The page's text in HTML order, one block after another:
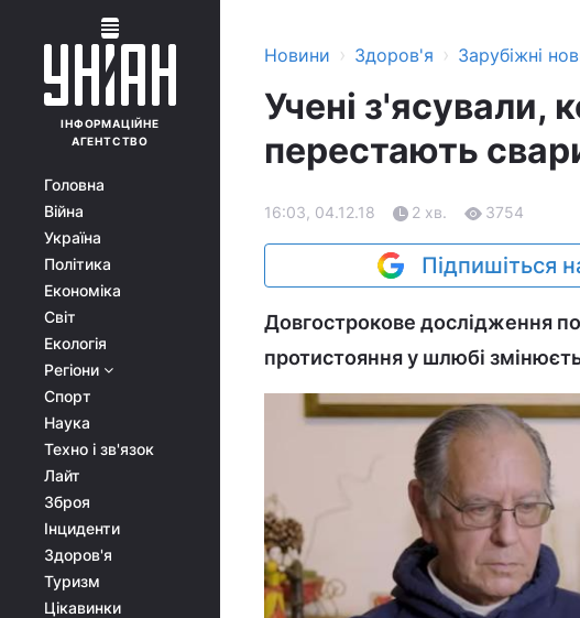
ІНФОРМАЦІЙНЕ
АГЕНТСТВО
Головна
Війна
Україна
Політика
Економіка
Світ
Екологія
Регіони
Спорт
Наука
Техно і зв'язок
Лайт
Зброя
Інциденти
Здоров'я
Туризм
Цікавинки
Новини › Здоров'я › Зарубіжні
Учені з'ясували,
перестають
16:03, 04.12.18 2 хв. 3754
Підпишіться
Довгострокове дослідження
протистояння у шлюбі